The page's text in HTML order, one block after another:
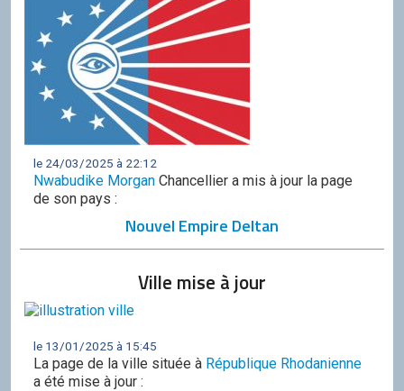
le 24/03/2025 à 22:12
Nwabudike Morgan Chancellier a mis à jour la page
de son pays :
Nouvel Empire Deltan
Ville mise à jour
le 13/01/2025 à 15:45
La page de la ville située à République Rhodanienne
a été mise à jour :